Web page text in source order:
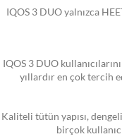
IQOS 3 DUO yalnızca
IQOS 3 DUO
yıllardır en çok tercih
Kaliteli tütün yapısı,
birçok